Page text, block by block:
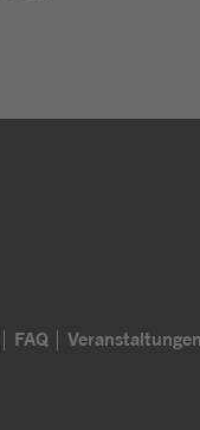
FAQ Veranstaltungen